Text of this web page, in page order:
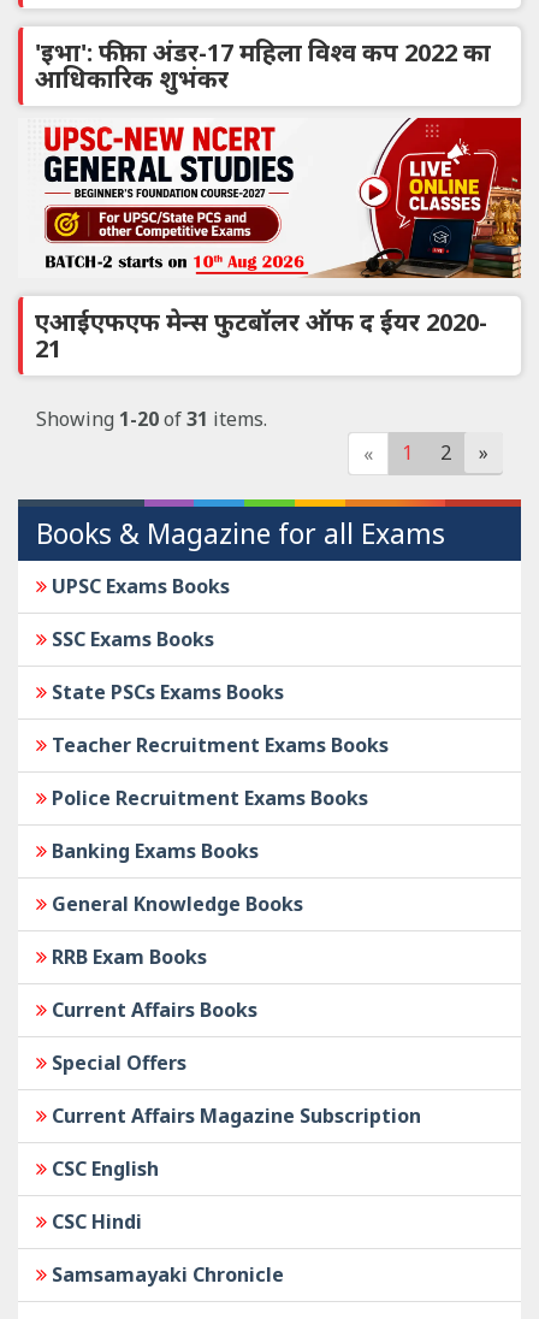
'इभा': फीफा अंडर-17 महिला विश्व कप 2022 का
आधिकारिक शुभंकर
एआईएफएफ मेन्स फुटबॉलर ऑफ द ईयर 2020-
21
Showing 1-20of31 items.
«
1 2 »
Books & Magazine for all Exams
UPSC Exams Books
SSC Exams Books
State PSCs Exams Books
Teacher Recruitment Exams Books
Police Recruitment Exams Books
Banking Exams Books
General Knowledge Books
RRB Exam Books
Current Affairs Books
Special Offers
Current Affairs Magazine Subscription
CSC English
CSC Hindi
Samsamayaki Chronicle